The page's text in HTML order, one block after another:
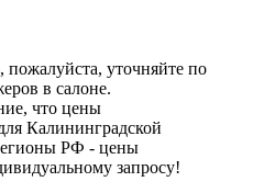
уточняйте по
в салоне.
что цены
Калининградской
РФ - цены
запросу!